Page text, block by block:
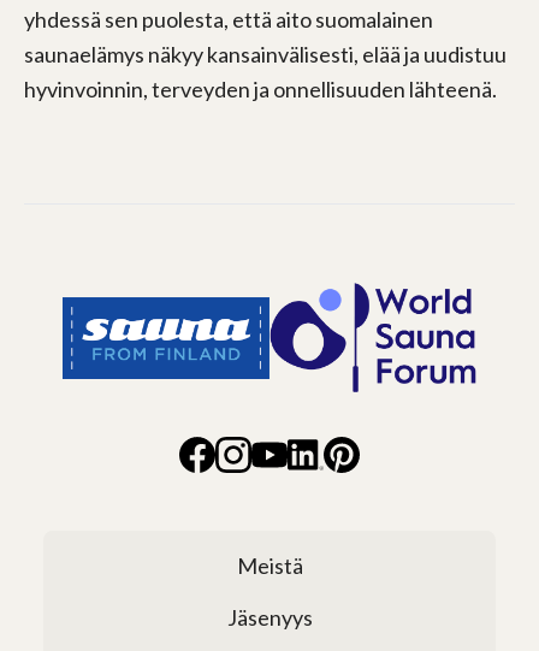
yhdessä sen puolesta, että aito suomalainen
saunaelämys näkyy kansainvälisesti, elää ja uudistuu
hyvinvoinnin, terveyden ja onnellisuuden lähteenä.
Meistä
Jäsenyys